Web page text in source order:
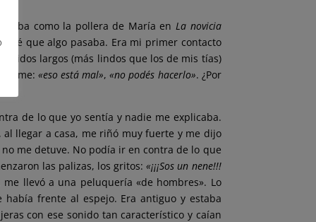
como la pollera de María enLa novicia
que algo pasaba. Era mi primer contacto
largos (más lindos que los de mis tías)
«eso está mal»,«no podés hacerlo». ¿Por
de lo que yo sentía y nadie me explicaba.
al llegar a casa, me riñó muy fuerte y me dijo
me detuve. No podía ir en contra de lo que
las palizas, los gritos:«¡¡¡Sos un nene!!!
llevó a una peluquería «de hombres». Lo
frente al espejo. Era antiguo y estaba
con ese sonido tan característico y caían